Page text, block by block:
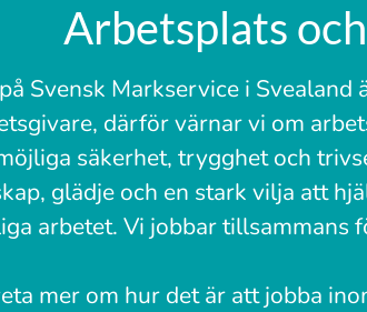
Arbetsplats
Svensk Markservice i Svealand
därför värnar vi om
säkerhet, trygghet och
glädje och en stark vilja att
arbetet. Vi jobbar tillsammans
mer om hur det är att jobba